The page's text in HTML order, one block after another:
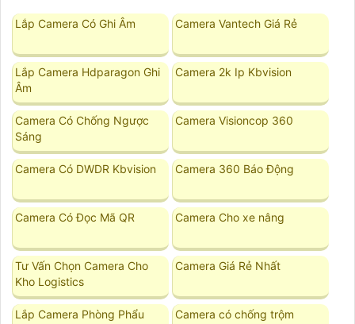
Lắp Camera Có Ghi Âm Camera Vantech Giá Rẻ
Lắp Camera Hdparagon Ghi
Âm
Camera 2k Ip Kbvision
Camera Có Chống Ngược
Sáng
Camera Visioncop 360
Camera Có DWDR Kbvision Camera 360 Báo Động
Camera Có Đọc Mã QR Camera Cho xe nâng
Tư Vấn Chọn Camera Cho
Kho Logistics
Camera Giá Rẻ Nhất
Lắp Camera Phòng Phẩu
Camera có chống trộm